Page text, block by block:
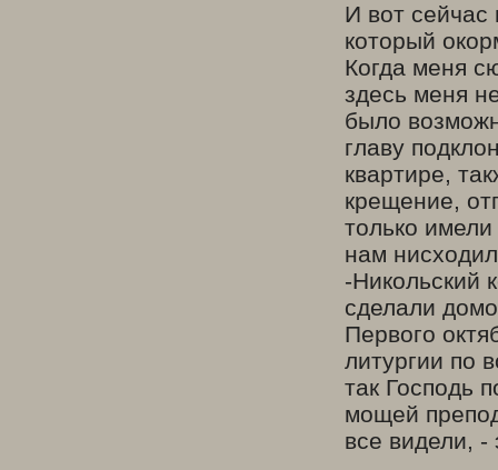
И вот
который
Когда меня
здесь меня
было
главу
квартире,
крещение,
только
нам
-Никольский
сделали
Первого
литургии по
так Господь
мощей
все видели,